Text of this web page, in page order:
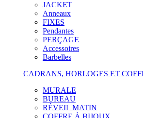
JACKET
Anneaux
FIXES
Pendantes
PERÇAGE
Accessoires
Barbelles
CADRANS, HORLOGES ET
MURALE
BUREAU
RÉVEIL MATIN
COFFRE À BIJOUX